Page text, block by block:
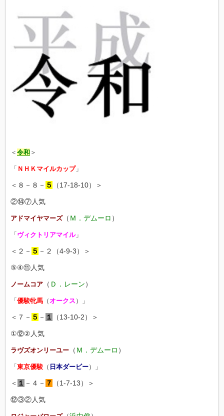
＜ 令和 ＞
「 ＮＨＫマイルカップ」
＜８－８－ ５ （17-18-10）＞
②⑭⑦人気
アドマイヤマーズ（ Ｍ．デムーロ ）
「 ヴィクトリアマイル」
＜２－ ５ －２（4-9-3）＞
⑤④⑪人気
ノームコア （ Ｄ．レーン）
「 優駿牝馬 （オークス ）」
＜７－ ５ － １ （13-10-2）＞
①⑫②人気
ラヴズオンリーユー （ Ｍ．デムーロ ）
「 東京優駿 （ 日本ダービー）」
＜ １ －４－ ７ （1-7-13）＞
⑫③②人気